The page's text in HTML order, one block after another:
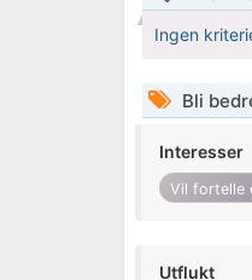
Ingen
Bli
Interesser
Vil fortelle
Utflukt